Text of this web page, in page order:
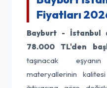
Fiyatları
Bayburt - İstanbul
78.000 TL'den
taşınacak
materyallerinin